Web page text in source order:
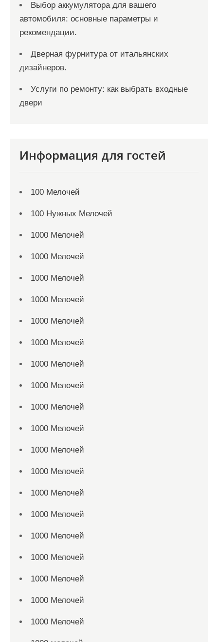
Выбор аккумулятора для вашего
автомобиля: основные параметры и
рекомендации.
Дверная фурнитура от итальянских
дизайнеров.
Услуги по ремонту: как выбрать входные
двери
Информация для гостей
100 Мелочей
100 Нужных Мелочей
1000 Мелочей
1000 Мелочей
1000 Мелочей
1000 Мелочей
1000 Мелочей
1000 Мелочей
1000 Мелочей
1000 Мелочей
1000 Мелочей
1000 Мелочей
1000 Мелочей
1000 Мелочей
1000 Мелочей
1000 Мелочей
1000 Мелочей
1000 Мелочей
1000 Мелочей
1000 Мелочей
1000 Мелочей